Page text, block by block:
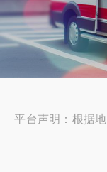
平台声明：根据